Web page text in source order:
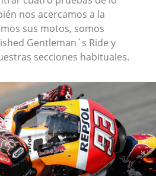
nos acercamos a la
sus motos, somos
Gentleman´s Ride y
secciones habituales.